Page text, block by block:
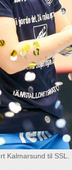
Kalmarsund til SSL.